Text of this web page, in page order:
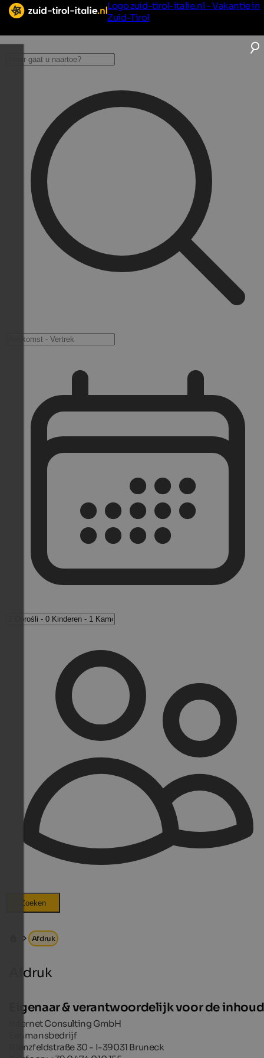
Logo zuid-tirol-italie.nl - Vakantie in
Zuid-Tirol
Zoeken
Afdruk
Afdruk
Eigenaar & verantwoordelijk voor de inhoud
Internet Consulting GmbH
Eenmansbedrijf
Rienzfeldstraße 30 - I-39031 Bruneck